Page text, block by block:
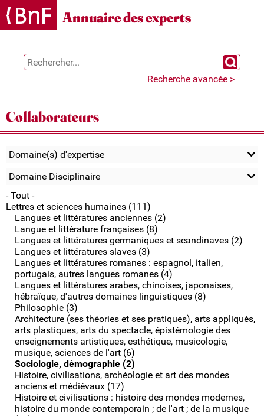
Gestion des cookies
Annuaire des experts
Chercher
Recherche avancée >
Collaborateurs
Domaine(s) d'expertise
Domaine Disciplinaire
- Tout -
Lettres et sciences humaines (111)
Langues et littératures anciennes (2)
Langue et littérature françaises (8)
Langues et littératures germaniques et scandinaves (2)
Langues et littératures slaves (3)
Langues et littératures romanes : espagnol, italien,
portugais, autres langues romanes (4)
Langues et littératures arabes, chinoises, japonaises,
hébraïque, d'autres domaines linguistiques (8)
Philosophie (3)
Architecture (ses théories et ses pratiques), arts appliqués,
arts plastiques, arts du spectacle, épistémologie des
enseignements artistiques, esthétique, musicologie,
musique, sciences de l'art (6)
Sociologie, démographie (2)
Histoire, civilisations, archéologie et art des mondes
anciens et médiévaux (17)
Histoire et civilisations : histoire des mondes modernes,
histoire du monde contemporain ; de l'art ; de la musique